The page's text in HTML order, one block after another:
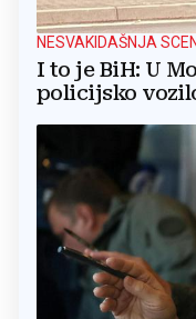
NESVAKIDAŠNJA
I to je BiH: U
policijsko